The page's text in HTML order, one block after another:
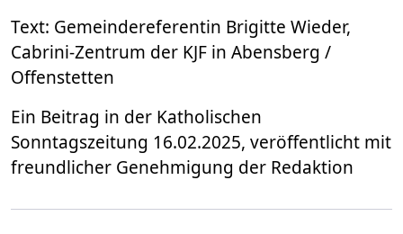
Text: Gemeindereferentin Brigitte Wieder,
Cabrini-Zentrum der KJF in Abensberg /
Offenstetten
Ein Beitrag in der Katholischen
Sonntagszeitung 16.02.2025, veröffentlicht mit
freundlicher Genehmigung der Redaktion